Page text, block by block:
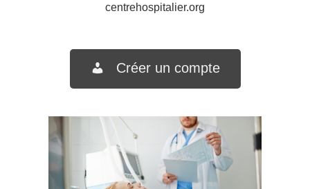
centrehospitalier.org
Créer un compte